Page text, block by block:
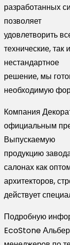
разработанных
позволяет
удовлетворить
технические,
нестандартное
решение, мы
необходимую
Компания
официальным
Выпускаемую
продукцию
салонах как
архитекторов,
действует
Подробную
EcoStone